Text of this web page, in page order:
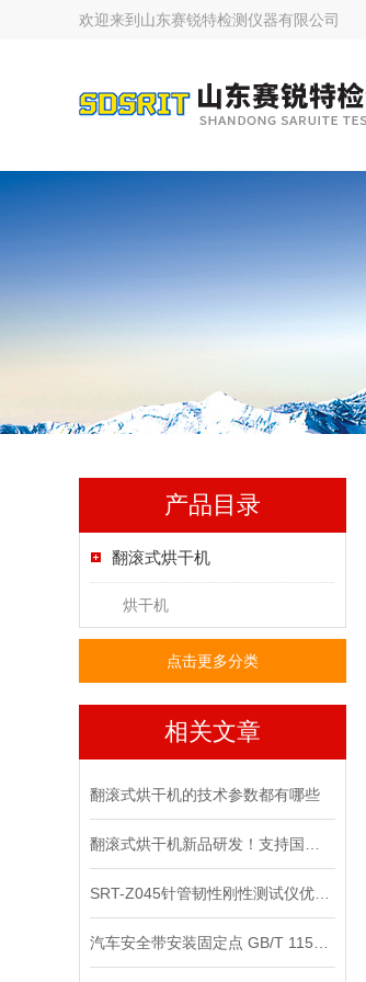
欢迎来到 山东赛锐特检测仪器有限公司
产品目录
翻滚式烘干机
烘干机
点击更多分类
相关文章
翻滚式烘干机的技术参数都有哪些